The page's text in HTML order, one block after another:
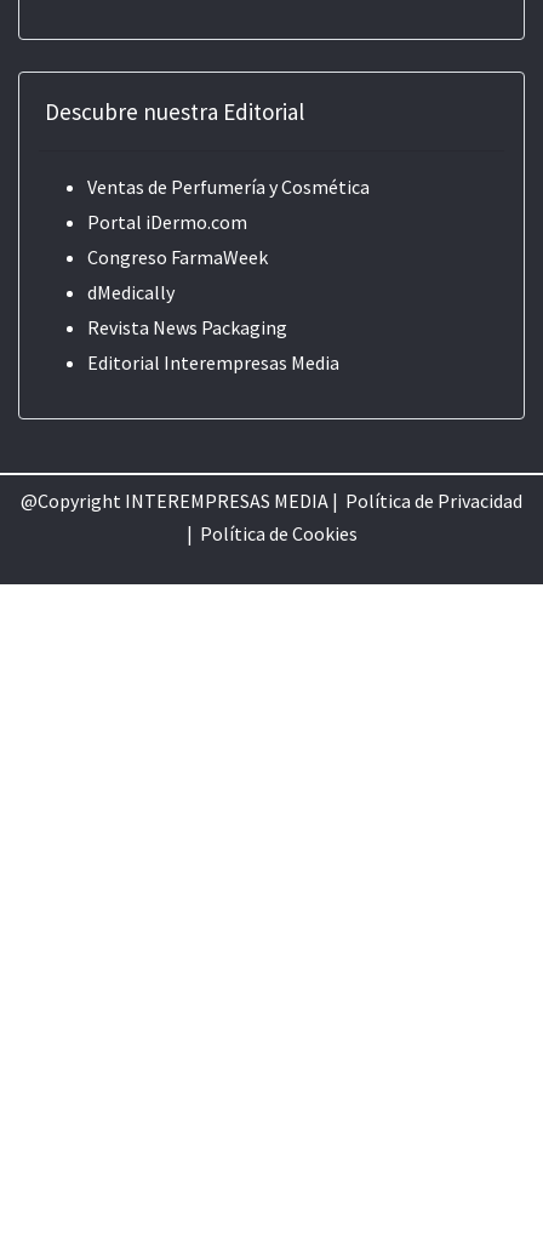
Descubre nuestra Editorial
Ventas de Perfumería y Cosmética
Portal iDermo.com
Congreso FarmaWeek
dMedically
Revista News Packaging
Editorial Interempresas Media
@Copyright INTEREMPRESAS MEDIA | Política de Privacidad
| Política de Cookies